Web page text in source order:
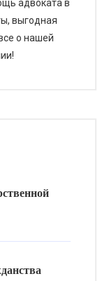
адвоката в
выгодная
о нашей